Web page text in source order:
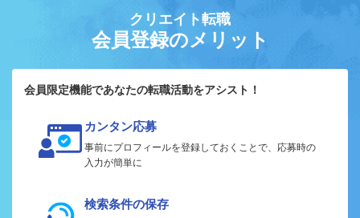
クリエイト転職
会員登録のメリット
会員限定機能であなたの転職活動をアシスト！
カンタン応募
事前にプロフィールを登録しておくことで、応募時の
入力が簡単に
検索条件の保存